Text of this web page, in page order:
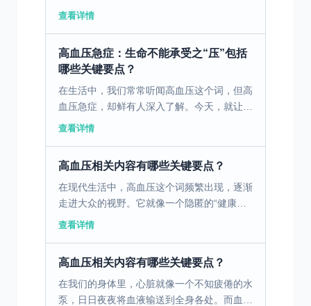
悄无声息地威胁着人们的健康。而在高血压
查看详情
高血压急症：生命不能承受之“压”包括
哪些关键要点？
在生活中，我们常常听闻高血压这个词，但高
血压急症，却鲜有人深入了解。今天，就让我
们一起揭开它神秘而危险的面纱。 高血压，
查看详情
高血压相关内容有哪些关键要点？
在现代生活中，高血压这个词频繁出现，逐渐
走进大众的视野。它就像一个隐匿的“健康杀
手”，悄无声息地威胁着人们的健康。据统
查看详情
高血压相关内容有哪些关键要点？
在我们的身体里，心脏就像一个不知疲倦的水
泵，日日夜夜将血液输送到全身各处。而血管